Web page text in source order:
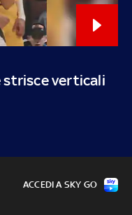
strisce verticali
ACCEDI A SKY GO